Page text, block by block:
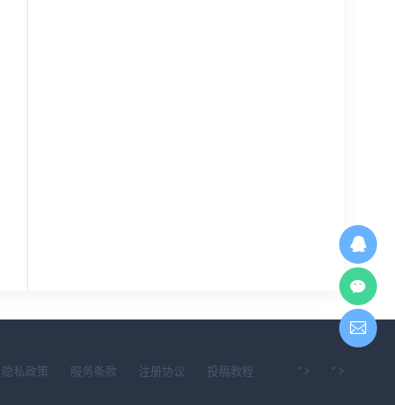
隐私政策 服务条款 注册协议 投稿教程 " > " >